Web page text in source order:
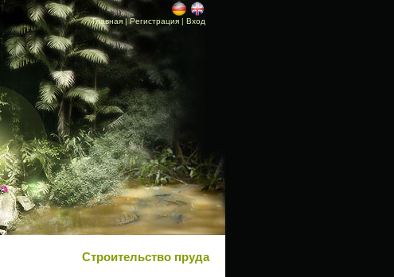
Главная |Регистрация | Вход
Строительство пруда